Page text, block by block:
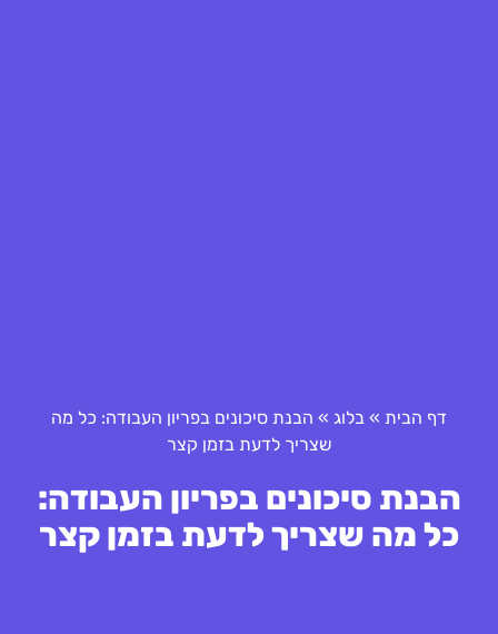
דף הבית » בלוג » הבנת סיכונים בפריון העבודה: כל מה
שצריך לדעת בזמן קצר
הבנת סיכונים בפריון העבודה:
כל מה שצריך לדעת בזמן קצר